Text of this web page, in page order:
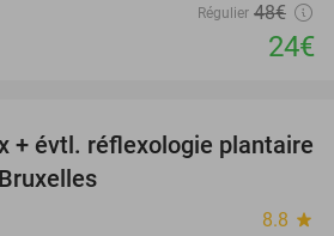
Régulier 48€
24€
49%
+ évtl. réflexologie plantaire
8.8 star